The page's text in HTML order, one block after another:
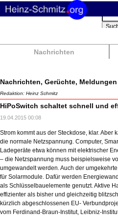
Nachrichten
Nachrichten, Gerüchte,
Redaktion: Heinz Schmitz
HiPoSwitch schaltet schnell und
19.04.2015 00:08
Strom kommt aus der Steckdose, klar. Aber
die normale Netzspannung. Computer,
Ladegeräte etwa können mit elektrischer
– die Netzspannung muss beispielsweise
umgewandelt werden. Auch der
für Solarmodule. Dafür werden
als Schlüsselbauelemente genutzt. Aktive
effizienter als bisher und gleichzeitig
kürzlich abgeschlossenen EU-
vom Ferdinand-Braun-Institut, Leibniz-